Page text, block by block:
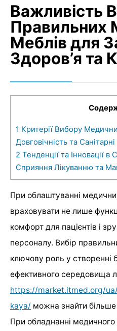
Важливість
Правильних
Меблів для
Здоров’я та
1 Критерії Вибору
Довговічність та
2 Тенденції та Інновації
Сприяння Лікуванню та
При облаштуванні
враховувати не лише
комфорт для пацієнтів і
персоналу. Вибір
ключову роль у створенні
ефективного середовища
https://market.itmed.org/
kaya/ можна знайти більше
При обладнанні